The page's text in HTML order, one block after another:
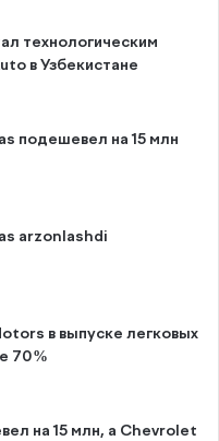
технологическим
в Узбекистане
подешевел на 15 млн
arzonlashdi
в выпуске легковых
70%
на 15 млн, а Chevrolet